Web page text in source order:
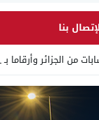
بنا
وأرقاما بـ”213+” ضمن حمل _